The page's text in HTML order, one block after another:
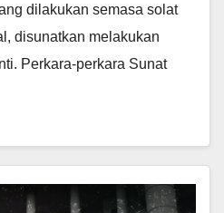
dilakukan semasa solat
disunatkan melakukan
Perkara-perkara Sunat